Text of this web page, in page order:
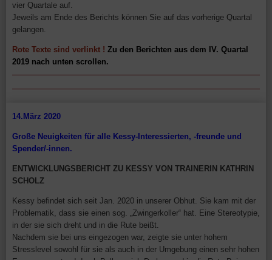
vier Quartale auf.
Jeweils am Ende des Berichts können Sie auf das vorherige Quartal
gelangen.
Rote Texte sind verlinkt ! Zu den Berichten aus dem IV. Quartal
2019 nach unten scrollen.
14.März 2020
Große Neuigkeiten für alle Kessy-Interessierten, -freunde und
Spender/-innen.
ENTWICKLUNGSBERICHT ZU KESSY VON TRAINERIN KATHRIN
SCHOLZ
Kessy befindet sich seit Jan. 2020 in unserer Obhut. Sie kam mit der
Problematik, dass sie einen sog. „Zwingerkoller“ hat. Eine Stereotypie,
in der sie sich dreht und in die Rute beißt.
Nachdem sie bei uns eingezogen war, zeigte sie unter hohem
Stresslevel sowohl für sie als auch in der Umgebung einen sehr hohen